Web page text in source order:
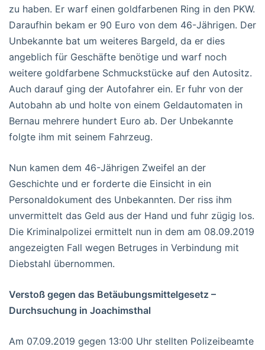
zu haben. Er warf einen goldfarbenen Ring in den PKW.
Daraufhin bekam er 90 Euro von dem 46-Jährigen. Der
Unbekannte bat um weiteres Bargeld, da er dies
angeblich für Geschäfte benötige und warf noch
weitere goldfarbene Schmuckstücke auf den Autositz.
Auch darauf ging der Autofahrer ein. Er fuhr von der
Autobahn ab und holte von einem Geldautomaten in
Bernau mehrere hundert Euro ab. Der Unbekannte
folgte ihm mit seinem Fahrzeug.
Nun kamen dem 46-Jährigen Zweifel an der
Geschichte und er forderte die Einsicht in ein
Personaldokument des Unbekannten. Der riss ihm
unvermittelt das Geld aus der Hand und fuhr zügig los.
Die Kriminalpolizei ermittelt nun in dem am 08.09.2019
angezeigten Fall wegen Betruges in Verbindung mit
Diebstahl übernommen.
Verstoß gegen das Betäubungsmittelgesetz –
Durchsuchung in Joachimsthal
Am 07.09.2019 gegen 13:00 Uhr stellten Polizeibeamte